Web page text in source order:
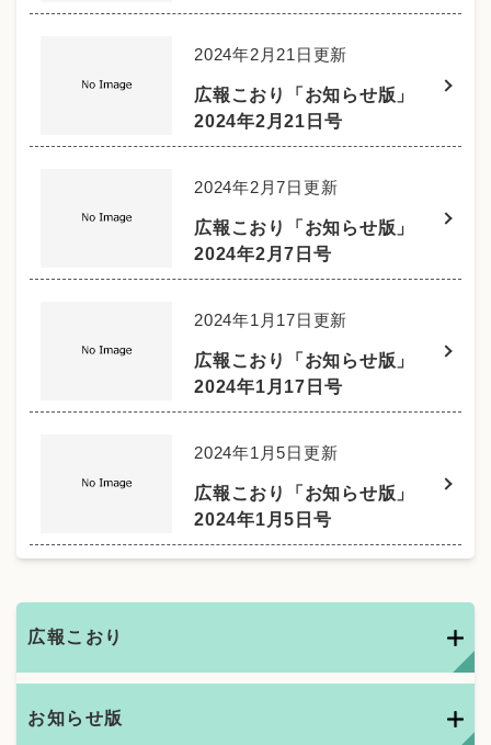
2024年2月21日更新
広報こおり「お知らせ版」
2024年2月21日号
2024年2月7日更新
広報こおり「お知らせ版」
2024年2月7日号
2024年1月17日更新
広報こおり「お知らせ版」
2024年1月17日号
2024年1月5日更新
広報こおり「お知らせ版」
2024年1月5日号
広報こおり
お知らせ版